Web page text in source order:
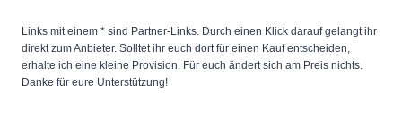
Links mit einem * sind Partner-Links. Durch einen Klick darauf gelangt ihr
direkt zum Anbieter. Solltet ihr euch dort für einen Kauf entscheiden,
erhalte ich eine kleine Provision. Für euch ändert sich am Preis nichts.
Danke für eure Unterstützung!